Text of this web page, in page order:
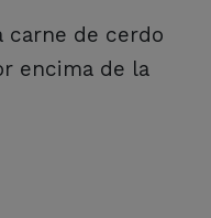
carne de cerdo
encima de la